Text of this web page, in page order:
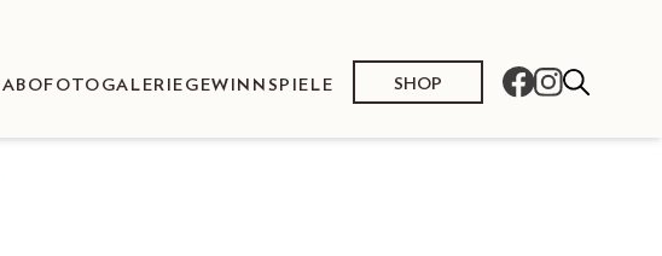
ABOFOTOGALERIE GEWINNSPIELE SHOP